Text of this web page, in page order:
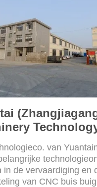
van
in de vervaardiging en
van CNC buis